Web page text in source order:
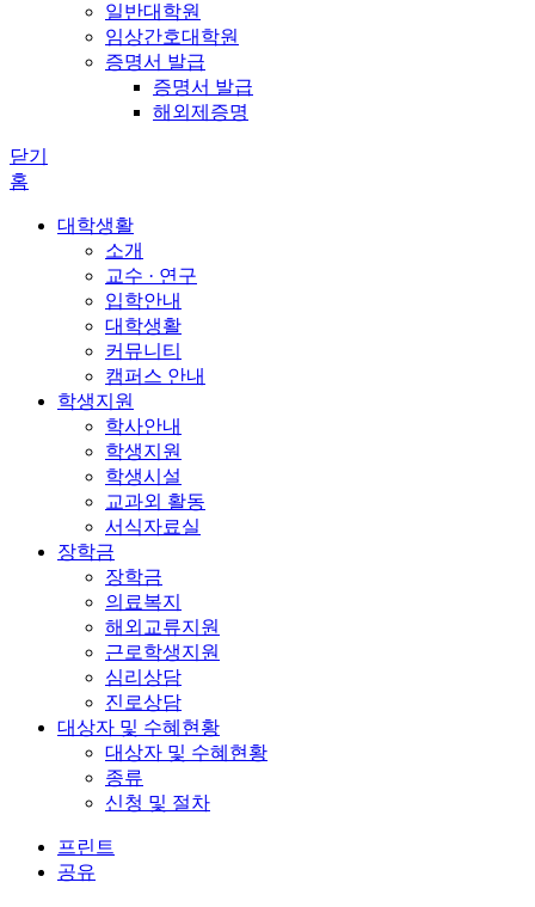
일반대학원
임상간호대학원
증명서 발급
증명서 발급
해외제증명
닫기
홈
대학생활
소개
교수 · 연구
입학안내
대학생활
커뮤니티
캠퍼스 안내
학생지원
학사안내
학생지원
학생시설
교과외 활동
서식자료실
장학금
장학금
의료복지
해외교류지원
근로학생지원
심리상담
진로상담
대상자 및 수혜현황
대상자 및 수혜현황
종류
신청 및 절차
프린트
공유